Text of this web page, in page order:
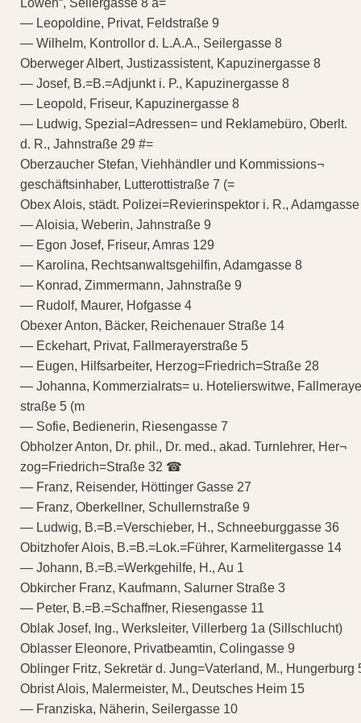
— Leopoldine, Privat, Feldstraße 9
— Wilhelm, Kontrollor d. L.A.A., Seilergasse 8
Oberweger Albert, Justizassistent, Kapuzinergasse 8
— Josef, B.=B.=Adjunkt i. P., Kapuzinergasse 8
— Leopold, Friseur, Kapuzinergasse 8
— Ludwig, Spezial=Adressen= und Reklamebüro, Oberlt.
d. R., Jahnstraße 29 #=
Oberzaucher Stefan, Viehhändler und Kommissions¬
geschäftsinhaber, Lutterottistraße 7 (=
Obex Alois, städt. Polizei=Revierinspektor i. R.,
— Aloisia, Weberin, Jahnstraße 9
— Egon Josef, Friseur, Amras 129
— Karolina, Rechtsanwaltsgehilfin, Adamgasse 8
— Konrad, Zimmermann, Jahnstraße 9
— Rudolf, Maurer, Hofgasse 4
Obexer Anton, Bäcker, Reichenauer Straße 14
— Eckehart, Privat, Fallmerayerstraße 5
— Eugen, Hilfsarbeiter, Herzog=Friedrich=Straße 28
— Johanna, Kommerzialrats= u. Hotelierswitwe,
straße 5 (m
— Sofie, Bedienerin, Riesengasse 7
Obholzer Anton, Dr. phil., Dr. med., akad. Turnlehrer, Her¬
zog=Friedrich=Straße 32 ☎
— Franz, Reisender, Höttinger Gasse 27
— Franz, Oberkellner, Schullernstraße 9
— Ludwig, B.=B.=Verschieber, H., Schneeburggasse 36
Obitzhofer Alois, B.=B.=Lok.=Führer, Karmelitergasse 14
— Johann, B.=B.=Werkgehilfe, H., Au 1
Obkircher Franz, Kaufmann, Salurner Straße 3
— Peter, B.=B.=Schaffner, Riesengasse 11
Oblak Josef, Ing., Werksleiter, Villerberg 1a (Sillschlucht)
Oblasser Eleonore, Privatbeamtin, Colingasse 9
Oblinger Fritz, Sekretär d. Jung=Vaterland, M., Hungerburg
Obrist Alois, Malermeister, M., Deutsches Heim 15
— Franziska, Näherin, Seilergasse 10